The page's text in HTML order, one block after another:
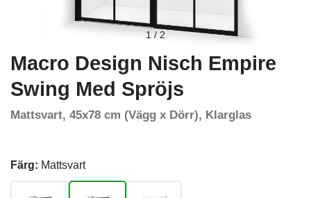
1/ 2
Macro Design Nisch Empire
Swing Med Spröjs
Mattsvart, 45x78 cm (Vägg x Dörr), Klarglas
Färg: Mattsvart